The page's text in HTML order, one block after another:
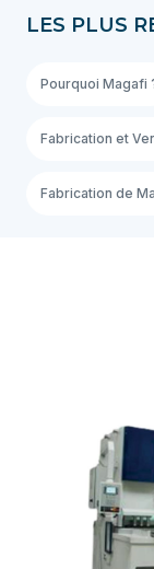
LES PLUS
Pourquoi Magafi
Fabrication et
Fabrication de